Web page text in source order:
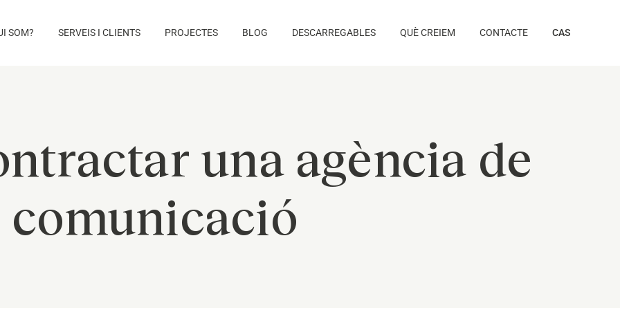
SOM? SERVEIS I CLIENTS PROJECTES BLOG DESCARREGABLES QUÈ CREIEM CONTACTE CAS
una agència de
comunicació